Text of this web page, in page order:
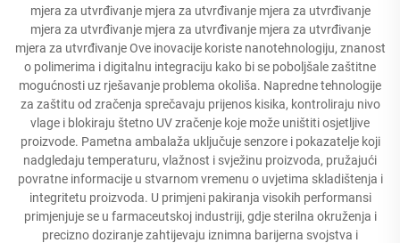
mjera za utvrđivanje mjera za utvrđivanje mjera za utvrđivanje
mjera za utvrđivanje mjera za utvrđivanje mjera za utvrđivanje
mjera za utvrđivanje Ove inovacije koriste nanotehnologiju, znanost
o polimerima i digitalnu integraciju kako bi se poboljšale zaštitne
mogućnosti uz rješavanje problema okoliša. Napredne tehnologije
za zaštitu od zračenja sprečavaju prijenos kisika, kontroliraju nivo
vlage i blokiraju štetno UV zračenje koje može uništiti osjetljive
proizvode. Pametna ambalaža uključuje senzore i pokazatelje koji
nadgledaju temperaturu, vlažnost i svježinu proizvoda, pružajući
povratne informacije u stvarnom vremenu o uvjetima skladištenja i
integritetu proizvoda. U primjeni pakiranja visokih performansi
primjenjuje se u farmaceutskoj industriji, gdje sterilna okruženja i
precizno doziranje zahtijevaju iznimna barijerna svojstva i